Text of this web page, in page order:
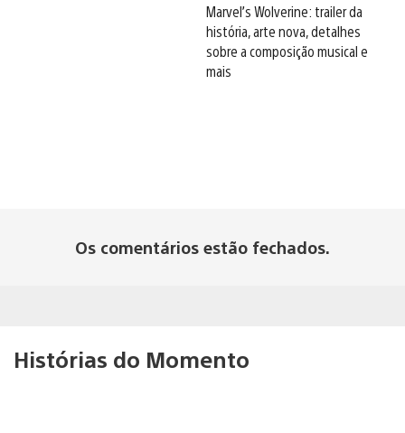
Marvel’s Wolverine: trailer da
história, arte nova, detalhes
sobre a composição musical e
mais
Os comentários estão fechados.
Histórias do Momento